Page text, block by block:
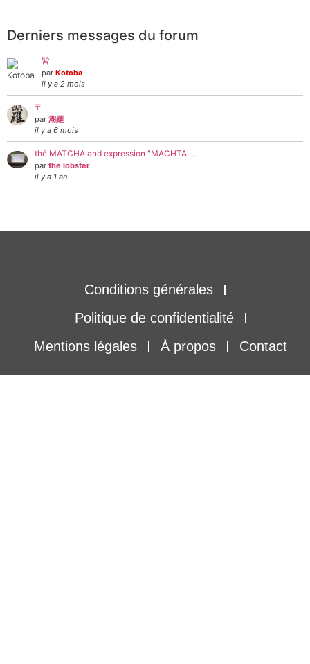
Derniers messages du forum
皆
par Kotoba
il y a 2 mois
〒
par 湖羅
il y a 6 mois
thé MATCHA and expression "MACHTA …
par the lobster
il y a 1 an
Conditions générales
Politique de confidentialité
Mentions légales
À propos Contact